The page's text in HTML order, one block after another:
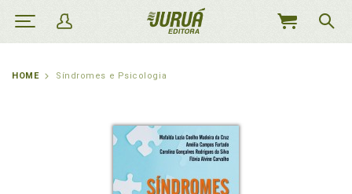
MEU
HOME Síndromes e Psicologia